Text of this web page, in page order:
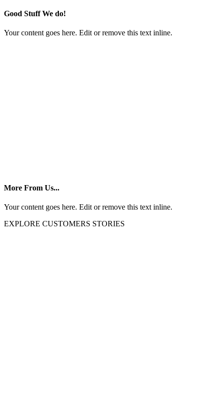
Good Stuff We do!
Your content goes here. Edit or remove this text inline.
More From Us...
Your content goes here. Edit or remove this text inline.
EXPLORE CUSTOMERS STORIES